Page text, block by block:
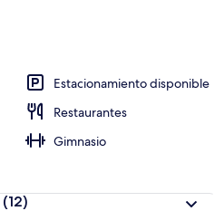
Estacionamiento disponible
Restaurantes
Gimnasio
(12)